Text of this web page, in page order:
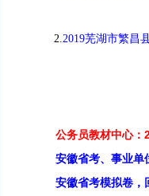
2.2019芜湖市繁昌
公务员教材中心：
安徽省考、事业单
安徽省考模拟卷，